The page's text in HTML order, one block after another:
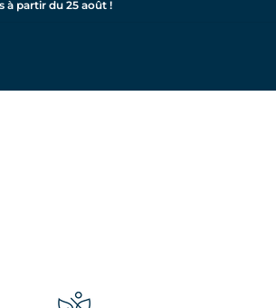
à partir du 25 août !